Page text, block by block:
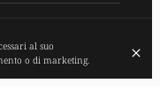
al suo
o di marketing.